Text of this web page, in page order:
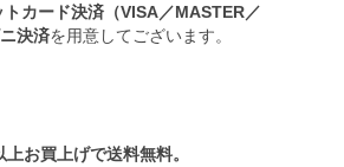
カード決済（VISA／MASTER／
決済を用意してございます。
お買上げで送料無料。